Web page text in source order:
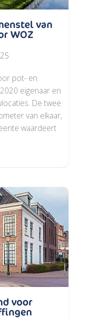
van
WOZ
pot- en
eigenaar en
De twee
van elkaar,
waardeert
voor